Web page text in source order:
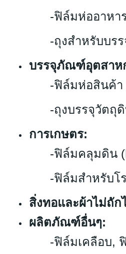
-ฟิล์มห่ออาหาร
-ถุงสำหรับบรรจุ
บรรจุภัณฑ์อุตสาห
-ฟิล์มห่อสินค้า
-ถุงบรรจุวัตถุดิบ
การเกษตร:
-ฟิล์มคลุมดิน
-ฟิล์มสำหรับโรงเ
สิ่งทอและผ้าไม่ถั
ผลิตภัณฑ์อื่นๆ:
-ฟิล์มเคลือบ, ฟิล์